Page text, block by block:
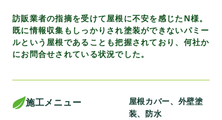
訪販業者の指摘を受けて屋根に不安を感じたN様。
既に情報収集もしっかりされ塗装ができないパミー
ルという屋根であることも把握されており、何社か
にお問合せされている状況でした。
施工メニュー
屋根カバー、外壁塗
装、防水